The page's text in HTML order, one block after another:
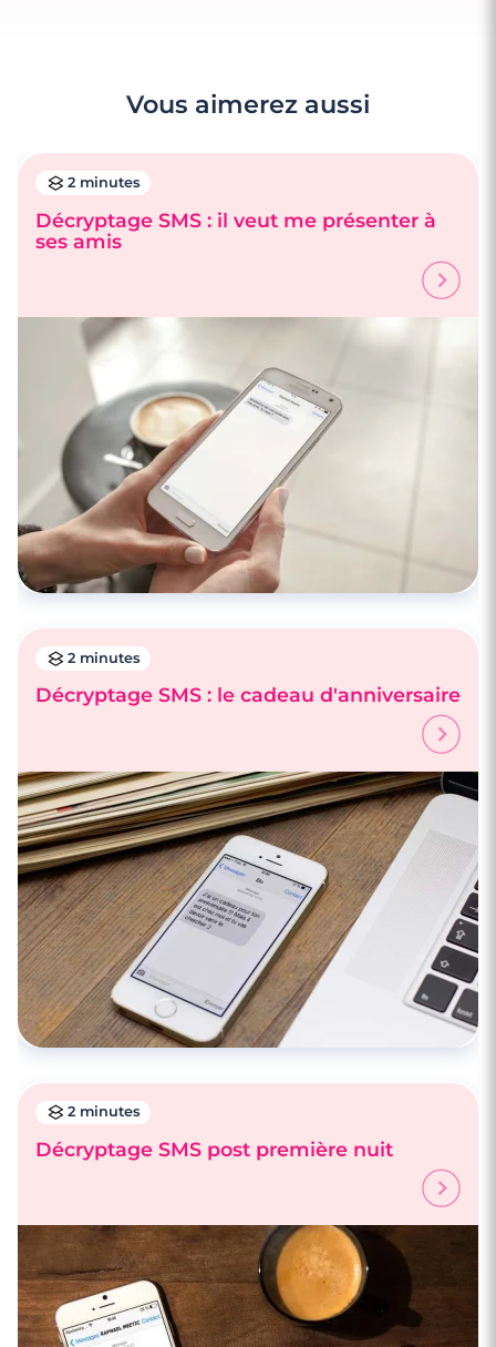
Vous aimerez aussi
2 minutes
Décryptage SMS : il veut me présenter à
ses amis
2 minutes
Décryptage SMS : le cadeau d'anniversaire
2 minutes
Décryptage SMS post première nuit